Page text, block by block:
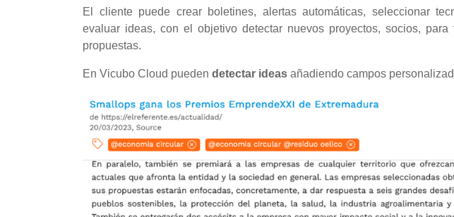
El cliente puede crear boletines, alertas automáticas, seleccionar
evaluar ideas, con el objetivo detectar nuevos proyectos, socios,
propuestas.
En Vicubo Cloud pueden detectar ideas añadiendo campos